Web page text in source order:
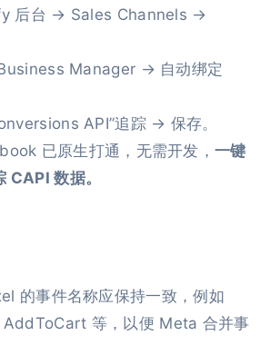
后台 → Sales Channels →
Manager → 自动绑定
API”追踪 → 保存。
已原生打通，无需开发， 一键
CAPI 数据。
的事件名称应保持一致，例如
等，以便 Meta 合并事